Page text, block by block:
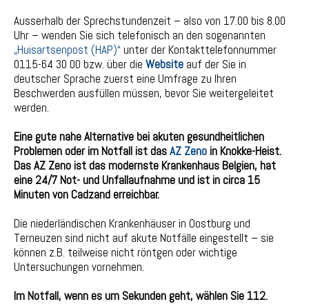
Ausserhalb der Sprechstundenzeit – also von 17.00 bis 8.00
Uhr – wenden Sie sich telefonisch an den sogenannten
„Huisartsenpost (HAP)“ unter der Kontakttelefonnummer
0115-64 30 00 bzw. über die Website auf der Sie in
deutscher Sprache zuerst eine Umfrage zu Ihren
Beschwerden ausfüllen müssen, bevor Sie weitergeleitet
werden.
Eine gute nahe Alternative bei akuten gesundheitlichen
Problemen oder im Notfall ist dasAZ Zenoin Knokke-Heist.
Das AZ Zeno ist das modernste Krankenhaus Belgien, hat
eine 24/7 Not- und Unfallaufnahme und ist in circa 15
Minuten von Cadzand erreichbar.
Die niederländischen Krankenhäuser in Oostburg und
Terneuzen sind nicht auf akute Notfälle eingestellt – sie
können z.B. teilweise nicht röntgen oder wichtige
Untersuchungen vornehmen.
Im Notfall, wenn es um Sekunden geht, wählen Sie 112.